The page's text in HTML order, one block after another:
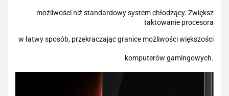
możliwości niż standardowy system chłodzący. Zwiększ
taktowanie procesora
w łatwy sposób, przekraczając granice możliwości większości
komputerów gamingowych.